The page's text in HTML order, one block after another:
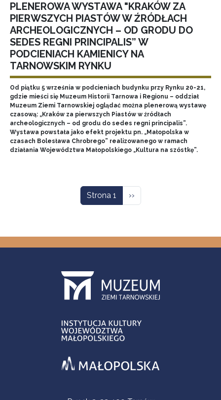
PLENEROWA WYSTAWA "KRAKÓW ZA
PIERWSZYCH PIASTÓW W ŹRÓDŁACH
ARCHEOLOGICZNYCH – OD GRODU DO
SEDES REGNI PRINCIPALIS” W
PODCIENIACH KAMIENICY NA
TARNOWSKIM RYNKU
Od piątku 5 września w podcieniach budynku przy Rynku 20-21,
gdzie mieści się Muzeum Historii Tarnowa i Regionu – oddział
Muzeum Ziemi Tarnowskiej oglądać można plenerową wystawę
czasową: „Kraków za pierwszych Piastów w źródłach
archeologicznych – od grodu do sedes regni principalis”.
Wystawa powstała jako efekt projektu pn. „Małopolska w
czasach Bolesława Chrobrego” realizowanego w ramach
działania Województwa Małopolskiego „Kultura na szóstkę”.
Strona 1 Następna strona
››